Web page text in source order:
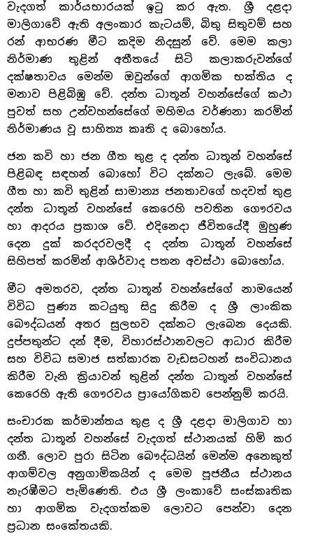
වැදගත් කාර්යභාරයක් ඉටු කර ඇත. ශ්‍රී දළදා
මාලිගාවේ ඇති අලංකාර කැටයම්, බිතු සිතුවම් සහ
රන් ආභරණ මීට කදිම නිදසුන් වේ. මෙම කලා
නිර්මාණ තුළින් අතීතයේ සිටි කලාකරුවන්ගේ
දක්ෂතාවය මෙන්ම ඔවුන්ගේ ආගමික භක්තිය ද
මනාව පිළිබිඹු වේ. දන්ත ධාතූන් වහන්සේගේ කථා
පුවත් සහ උන්වහන්සේගේ මහිමය වර්ණනා කරමින්
නිර්මාණය වූ සාහිත්‍ය කෘති ද බොහෝය.
ජන කවි හා ජන ගීත තුළ ද දන්ත ධාතූන් වහන්සේ
පිළිබඳ සඳහන් බොහෝ විට දක්නට ලැබේ. මෙම
ගීත හා කවි තුළින් සාමාන්‍ය ජනතාවගේ හදවත් තුළ
දන්ත ධාතූන් වහන්සේ කෙරෙහි පවතින ගෞරවය
හා ආදරය ප්‍රකාශ වේ. එදිනෙදා ජීවිතයේදී මුහුණ
දෙන දුක් කරදරවලදී ද දන්ත ධාතූන් වහන්සේ
සිහිපත් කරමින් ආශිර්වාද පතන අවස්ථා බොහෝය.
මීට අමතරව, දන්ත ධාතූන් වහන්සේගේ නාමයෙන්
විවිධ පුණ්‍ය කටයුතු සිදු කිරීම ද ශ්‍රී ලාංකික
බෞද්ධයන් අතර සුලභව දක්නට ලැබෙන දෙයකි.
දුප්පතුන්ට දන් දීම, විහාරස්ථානවලට ආධාර කිරීම
සහ විවිධ සමාජ සත්කාරක වැඩසටහන් සංවිධානය
කිරීම වැනි ක්‍රියාවන් තුළින් දන්ත ධාතූන් වහන්සේ
කෙරෙහි ඇති ගෞරවය ප්‍රායෝගිකව පෙන්නුම් කරයි.
සංචාරක කර්මාන්තය තුළ ද ශ්‍රී දළදා මාලිගාව හා
දන්ත ධාතූන් වහන්සේ වැදගත් ස්ථානයක් හිමි කර
ගනී. ලොව පුරා සිටින බෞද්ධයින් මෙන්ම අනෙකුත්
ආගම්වල අනුගාමිකයින් ද මෙම පූජනීය ස්ථානය
නැරඹීමට පැමිණෙති. එය ශ්‍රී ලංකාවේ සංස්කෘතික
හා ආගමික වැදගත්කම ලොවට පෙන්වා දෙන
ප්‍රධාන සංකේතයකි.